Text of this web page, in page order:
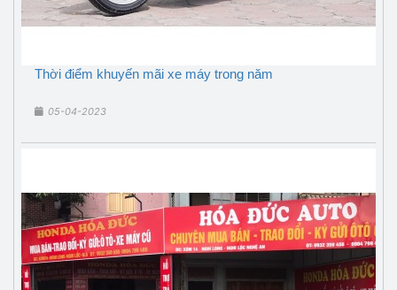
Thời điểm khuyến mãi xe máy trong năm
05-04-2023